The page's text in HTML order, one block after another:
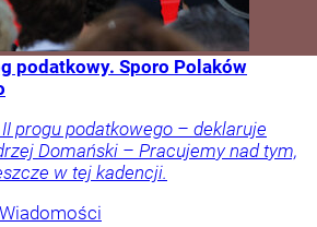
podatkowy. Sporo Polaków
progu podatkowego – deklaruje
Domański – Pracujemy nad tym,
w tej kadencji.
Wiadomości